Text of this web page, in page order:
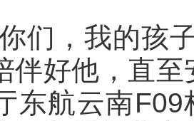
，我的孩子
伴好他，直
东航云南